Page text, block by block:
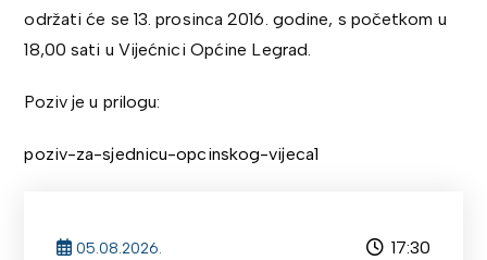
održati će se 13. prosinca 2016. godine, s početkom u
18,00 sati u Vijećnici Općine Legrad.
Poziv je u prilogu:
poziv-za-sjednicu-opcinskog-vijeca1
05.08.2026.
17:30